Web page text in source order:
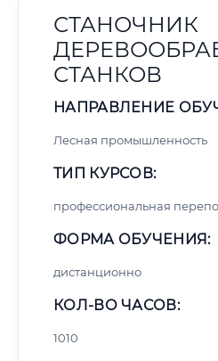
СТАНОЧНИК
СТАНКОВ
НАПРАВЛЕНИЕ
Лесная промышленность
ТИП КУРСОВ:
профессиональная
ФОРМА ОБУЧЕНИЯ:
дистанционно
КОЛ-ВО ЧАСОВ:
1010